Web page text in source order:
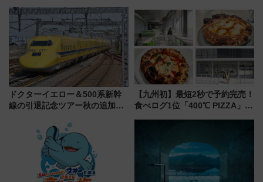
報、利根川に咲く8,000発の大迫
力＆屋台を満喫
「第2弾」も
ドクターイエロー＆500系新幹
線の引退記念ツアー秋の追加企
ホテル情報まとめ
【九州初】最短2秒で予約完売！
食べログ1位「400℃ PIZZA」が